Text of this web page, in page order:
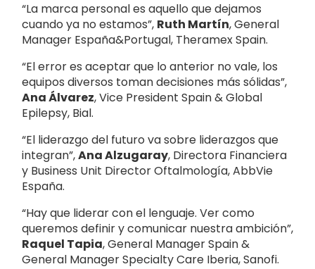
“La marca personal es aquello que dejamos
cuando ya no estamos”, Ruth Martín, General
Manager España&Portugal, Theramex Spain.
“El error es aceptar que lo anterior no vale, los
equipos diversos toman decisiones más sólidas”,
Ana Álvarez, Vice President Spain & Global
Epilepsy, Bial.
“El liderazgo del futuro va sobre liderazgos que
integran”,Ana Alzugaray, Directora Financiera
y Business Unit Director Oftalmología, AbbVie
España.
“Hay que liderar con el lenguaje. Ver como
queremos definir y comunicar nuestra ambición”,
Raquel Tapia, General Manager Spain &
General Manager Specialty Care Iberia, Sanofi.